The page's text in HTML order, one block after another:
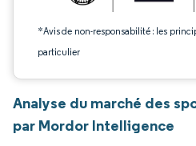
*Avis de non-responsabilité : les
particulier
Analyse du marché des
par Mordor Intelligence